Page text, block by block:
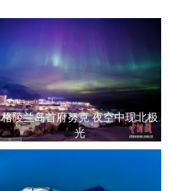
格陵兰岛首府努克 夜空中现北极
光